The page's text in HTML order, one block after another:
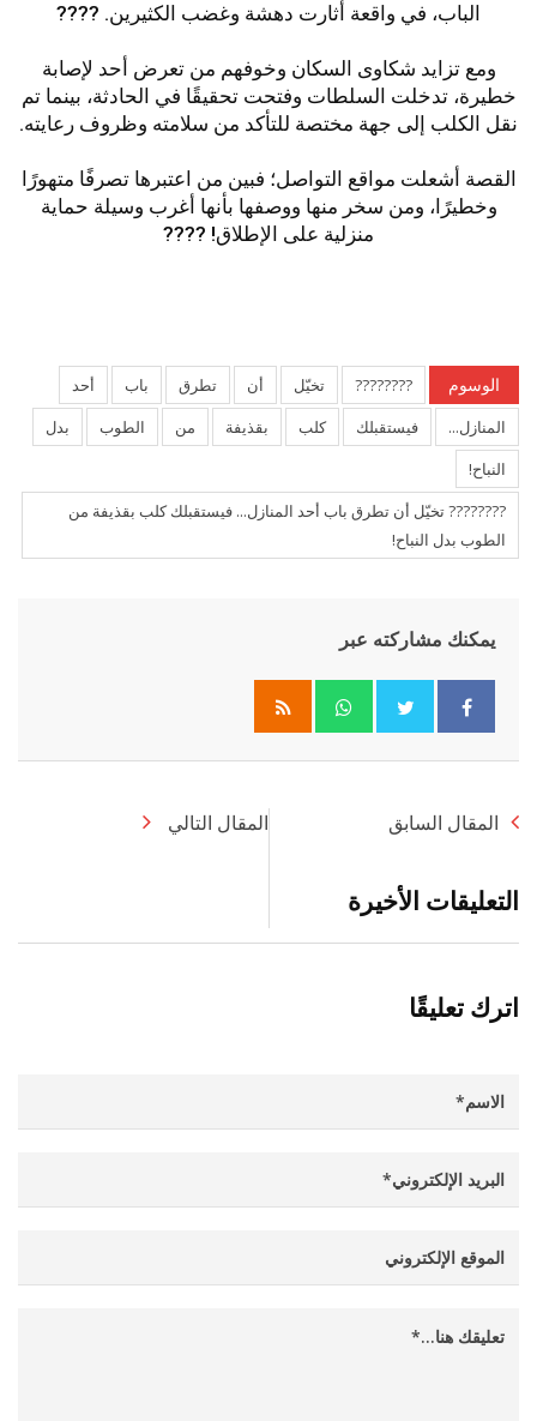
الباب، في واقعة أثارت دهشة وغضب الكثيرين. ????
ومع تزايد شكاوى السكان وخوفهم من تعرض أحد لإصابة
خطيرة، تدخلت السلطات وفتحت تحقيقًا في الحادثة، بينما تم
نقل الكلب إلى جهة مختصة للتأكد من سلامته وظروف رعايته.
القصة أشعلت مواقع التواصل؛ فبين من اعتبرها تصرفًا متهورًا
وخطيرًا، ومن سخر منها ووصفها بأنها أغرب وسيلة حماية
منزلية على الإطلاق! ????
الوسوم ???????? تخيّل أن تطرق باب
أحد
المنازل...
فيستقبلك كلب بقذيفة من الطوب
بدل
النباح!
???????? تخيّل أن تطرق باب أحد المنازل... فيستقبلك كلب بقذيفة من
الطوب بدل النباح!
يمكنك مشاركته عبر
Whatsapp
المقال السابق المقال التالي
التعليقات الأخيرة
اترك تعليقًا